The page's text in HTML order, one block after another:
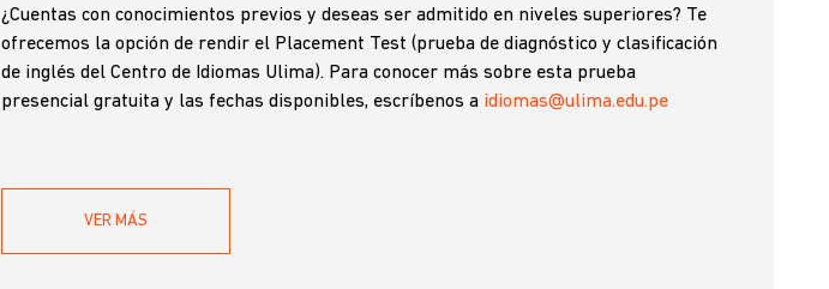
¿Cuentas con conocimientos previos y deseas ser admitido en niveles superiores? Te
ofrecemos la opción de rendir el Placement Test (prueba de diagnóstico y clasificación
de inglés del Centro de Idiomas Ulima). Para conocer más sobre esta prueba
presencial gratuita y las fechas disponibles, escríbenos a idiomas@ulima.edu.pe
VER MÁS